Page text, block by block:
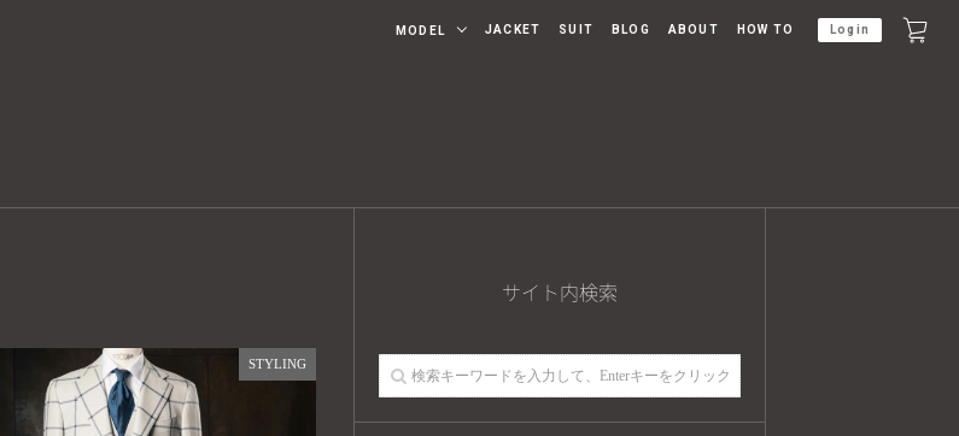
MODEL JACKET SUIT BLOG ABOUT HOW TO Login
STYLING
サイト内検索